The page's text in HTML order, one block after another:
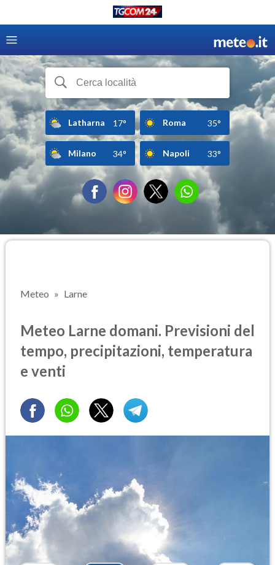
Latharna 17° Roma 35°
Milano 34° Napoli 33°
Meteo Larne
Meteo Larne domani. Previsioni del
tempo, precipitazioni, temperatura
e venti